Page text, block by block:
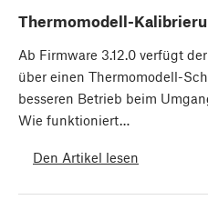
Thermomodell-
Ab Firmware 3.12.0 verfügt
über einen Thermomodell-
besseren Betrieb beim
Wie funktioniert…
Den Artikel lesen